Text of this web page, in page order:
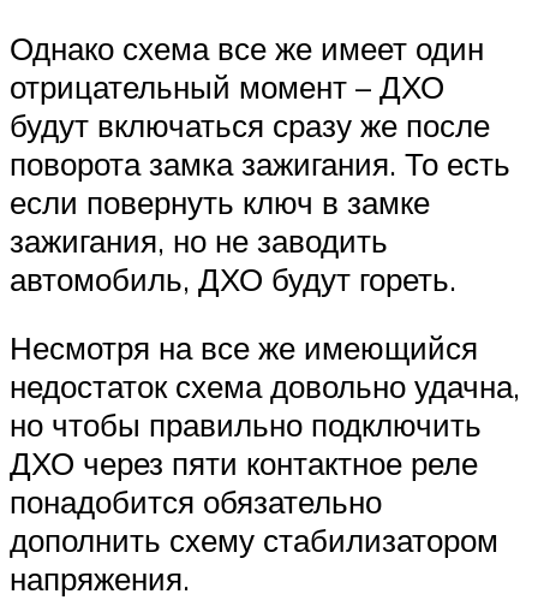
Однако схема все же имеет один
отрицательный момент – ДХО
будут включаться сразу же после
поворота замка зажигания. То есть
если повернуть ключ в замке
зажигания, но не заводить
автомобиль, ДХО будут гореть.
Несмотря на все же имеющийся
недостаток схема довольно удачна,
но чтобы правильно подключить
ДХО через пяти контактное реле
понадобится обязательно
дополнить схему стабилизатором
напряжения.